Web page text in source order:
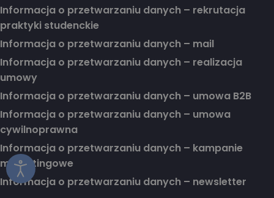
Informacja o przetwarzaniu danych – rekrutacja
praktyki studenckie
Informacja o przetwarzaniu danych – mail
Informacja o przetwarzaniu danych – realizacja
umowy
Informacja o przetwarzaniu danych – umowa B2B
Informacja o przetwarzaniu danych – umowa
cywilnoprawna
Informacja o przetwarzaniu danych – kampanie
marketingowe
Informacja o przetwarzaniu danych – newsletter